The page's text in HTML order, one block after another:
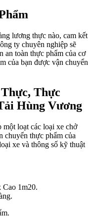
lương thực nào, cam kết
ty chuyên nghiệp sẽ
an toàn thực phẩm của cơ
của bạn được vận chuyển
Thực
Hùng Vương
loạt các loại xe chở
chuyển thực phẩm của
xe và thông số kỹ thuật
1m20.